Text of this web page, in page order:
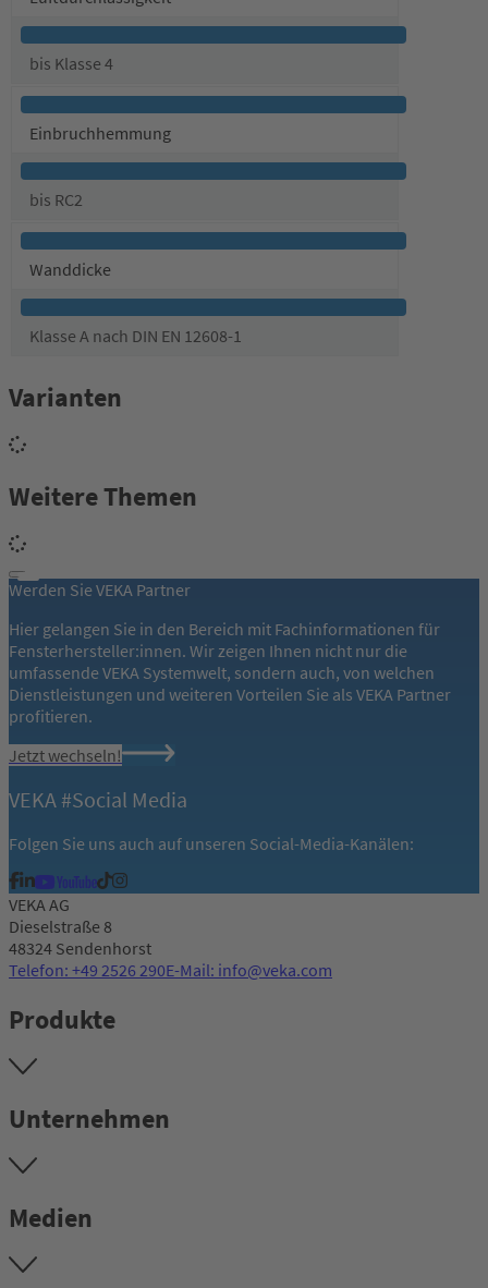
bis Klasse 4
Einbruchhemmung
bis RC2
Wanddicke
Klasse A nach DIN EN 12608-1
Varianten
Weitere Themen
Werden Sie VEKA Partner
Hier gelangen Sie in den Bereich mit Fachinformationen für
Fensterhersteller:innen. Wir zeigen Ihnen nicht nur die
umfassende VEKA Systemwelt, sondern auch, von welchen
Dienstleistungen und weiteren Vorteilen Sie als VEKA Partner
profitieren.
Jetzt wechseln!
VEKA #Social Media
Folgen Sie uns auch auf unseren Social-Media-Kanälen:
VEKA AG
Dieselstraße 8
48324 Sendenhorst
Telefon: +49 2526 290E-Mail: info@veka.com
Produkte
Unternehmen
Medien